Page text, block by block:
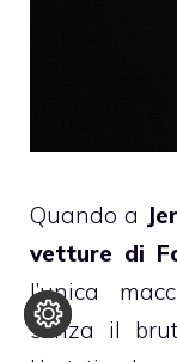
Quando a
vetture di
l’unica
senza il